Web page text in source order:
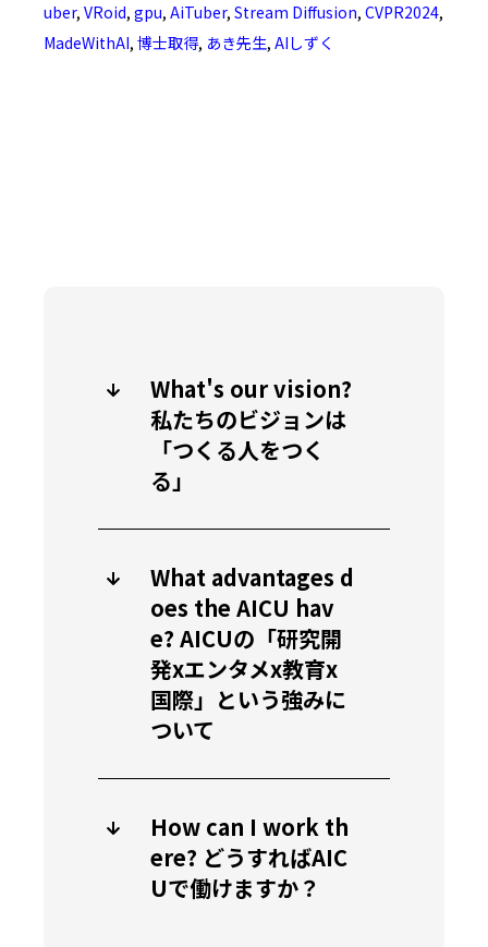
uber, VRoid, gpu, AiTuber, Stream Diffusion, CVPR2024,
MadeWithAI, 博士取得, あき先生, AIしずく
What's our vision?
私たちのビジョンは
「つくる人をつく
る」
What advantages d
oes the AICU hav
e? AICUの「研究開
発xエンタメx教育x
国際」という強みに
ついて
How can I work th
ere? どうすればAIC
Uで働けますか？